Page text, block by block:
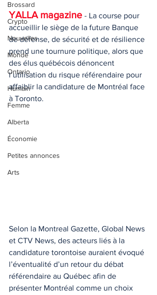
Brossard
Crypto
Nouvelles
Monde
Ontario
Humain
Femme
Alberta
Économie
Petites annonces
Arts
YALLA magazine - La course pour
accueillir le siège de la future Banque
de défense, de sécurité et de résilience
prend une tournure politique, alors que
des élus québécois dénoncent
l’utilisation du risque référendaire pour
affaiblir la candidature de Montréal face
à Toronto.
Selon la Montreal Gazette, Global News
et CTV News, des acteurs liés à la
candidature torontoise auraient évoqué
l’éventualité d’un retour du débat
référendaire au Québec afin de
présenter Montréal comme un choix